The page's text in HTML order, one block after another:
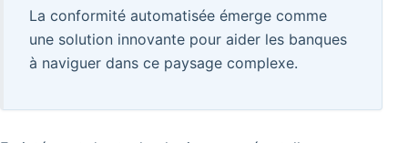
La conformité automatisée émerge comme
une solution innovante pour aider les banques
à naviguer dans ce paysage complexe.